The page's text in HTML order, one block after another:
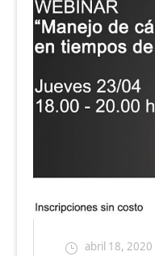
abril 18, 2020